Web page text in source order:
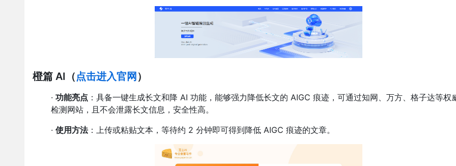
橙篇 AI （点击进入官网 ）
· 功能亮点 ：具备一键生成长文和降 AI 功能，能够强力降低长文的 AIGC 痕迹，可通过知网、万方、格子达等权
检测网站，且不会泄露长文信息，安全性高。
· 使用方法：上传或粘贴文本，等待约 2 分钟即可得到降低 AIGC 痕迹的文章。